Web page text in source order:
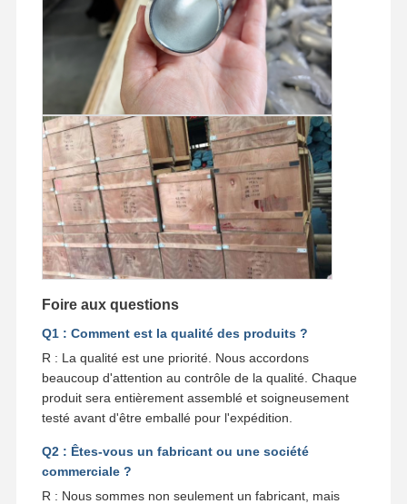
Foire aux questions
Q1 : Comment est la qualité des produits ?
R : La qualité est une priorité. Nous accordons
beaucoup d'attention au contrôle de la qualité. Chaque
produit sera entièrement assemblé et soigneusement
testé avant d'être emballé pour l'expédition.
Q2 : Êtes-vous un fabricant ou une société
commerciale ?
R : Nous sommes non seulement un fabricant, mais